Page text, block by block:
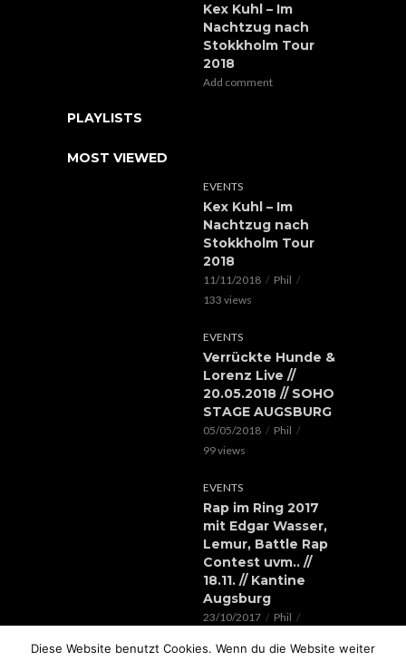
Kex Kuhl – Im
Nachtzug nach
Stokkholm Tour
2018
Add comment
PLAYLISTS
MOST VIEWED
EVENTS
Kex Kuhl – Im
Nachtzug nach
Stokkholm Tour
2018
11/11/2018
Phil
133 views
EVENTS
Verrückte Hunde &
Lorenz Live //
20.05.2018 // SOHO
STAGE AUGSBURG
05/05/2018
Phil
99 views
EVENTS
Rap im Ring 2017
mit Edgar Wasser,
Lemur, Battle Rap
Contest uvm.. //
18.11. // Kantine
Augsburg
23/10/2017
Phil
Diese Website benutzt Cookies. Wenn du die Website weiter